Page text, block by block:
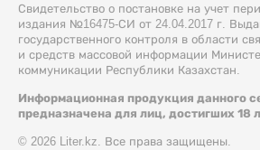
Свидетельство о постановке на учет
издания №16475-СИ от 24.04.2017 г.
государственного контроля в области
и средств массовой информации
коммуникации Республики Казахстан.
Информационная продукция данного
предназначена для лиц, достигших 18
© 2026 Liter.kz. Все права защищены.